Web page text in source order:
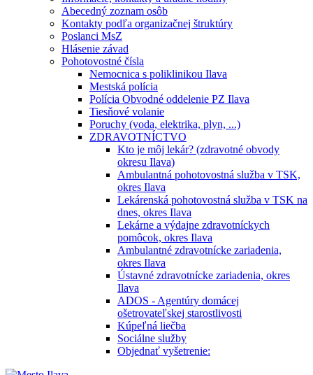
Abecedný zoznam osôb
Kontakty podľa organizačnej štruktúry
Poslanci MsZ
Hlásenie závad
Pohotovostné čísla
Nemocnica s poliklinikou Ilava
Mestská polícia
Polícia Obvodné oddelenie PZ Ilava
Tiesňové volanie
Poruchy (voda, elektrika, plyn, ...)
ZDRAVOTNÍCTVO
Kto je môj lekár? (zdravotné obvody
okresu Ilava)
Ambulantná pohotovostná služba v TSK,
okres Ilava
Lekárenská pohotovostná služba v TSK na
dnes, okres Ilava
Lekárne a výdajne zdravotníckych
pomôcok, okres Ilava
Ambulantné zdravotnícke zariadenia,
okres Ilava
Ústavné zdravotnícke zariadenia, okres
Ilava
ADOS - Agentúry domácej
ošetrovateľskej starostlivosti
Kúpeľná liečba
Sociálne služby
Objednať vyšetrenie: